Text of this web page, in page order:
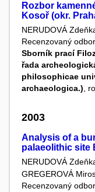
Rozbor
Kosoř (okr.
NERUDOVÁ
Recenzovaný
Sborník prací
řada
philosophicae
archaeologica.),
2003
Analysis of a
palaeolithic site
NERUDOVÁ
GREGEROVÁ
Recenzovaný